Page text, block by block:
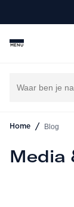
MENU
Home / Blog
Media